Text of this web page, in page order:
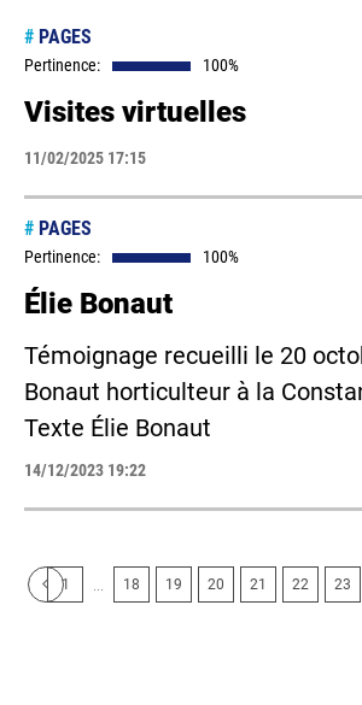
# PAGES
Pertinence: 100%
Visites virtuelles
11/02/2025 17:15
# PAGES
Pertinence: 100%
Élie Bonaut
Témoignage recueilli le 20
Bonaut horticulteur à la
Texte Élie Bonaut
14/12/2023 19:22
1 18 19 20 21 22 23